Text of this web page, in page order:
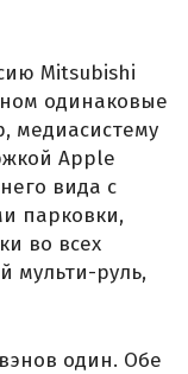
Mitsubishi
одинаковые
медиасистему
Apple
вида с
парковки,
во всех
мульти-руль,
один. Обе